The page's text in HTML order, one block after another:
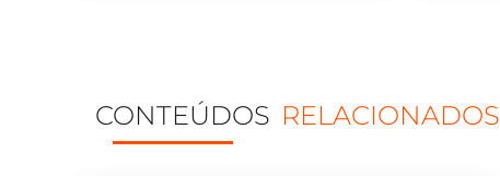
CONTEÚDOS RELACIONADOS